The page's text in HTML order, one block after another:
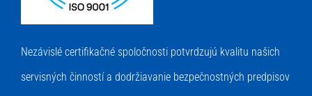
Nezávislé certifikačné spoločnosti potvrdzujú kvalitu našich
servisných činností a dodržiavanie bezpečnostných predpisov